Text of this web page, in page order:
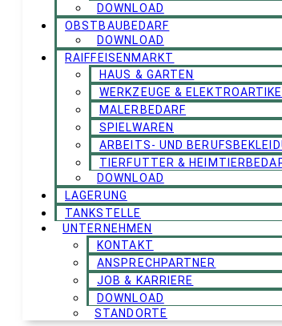
DOWNLOAD
OBSTBAUBEDARF
DOWNLOAD
RAIFFEISENMARKT
HAUS & GARTEN
WERKZEUGE &
MALERBEDARF
SPIELWAREN
ARBEITS- UND
TIERFUTTER &
DOWNLOAD
LAGERUNG
TANKSTELLE
UNTERNEHMEN
KONTAKT
ANSPRECHPARTNER
JOB & KARRIERE
DOWNLOAD
STANDORTE